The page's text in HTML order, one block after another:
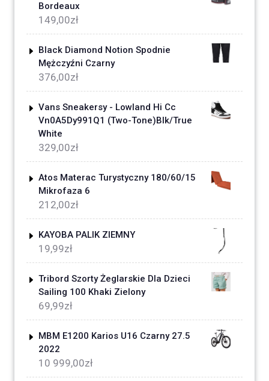
Bordeaux
149,00zł
Black Diamond Notion Spodnie
Mężczyźni Czarny
376,00zł
Vans Sneakersy - Lowland Hi Cc
Vn0A5Dy991Q1 (Two-Tone)Blk/True
White
329,00zł
Atos Materac Turystyczny 180/60/15
Mikrofaza 6
212,00zł
KAYOBA PALIK ZIEMNY
19,99zł
Tribord Szorty Żeglarskie Dla Dzieci
Sailing 100 Khaki Zielony
69,99zł
MBM E1200 Karios U16 Czarny 27.5
2022
10 999,00zł